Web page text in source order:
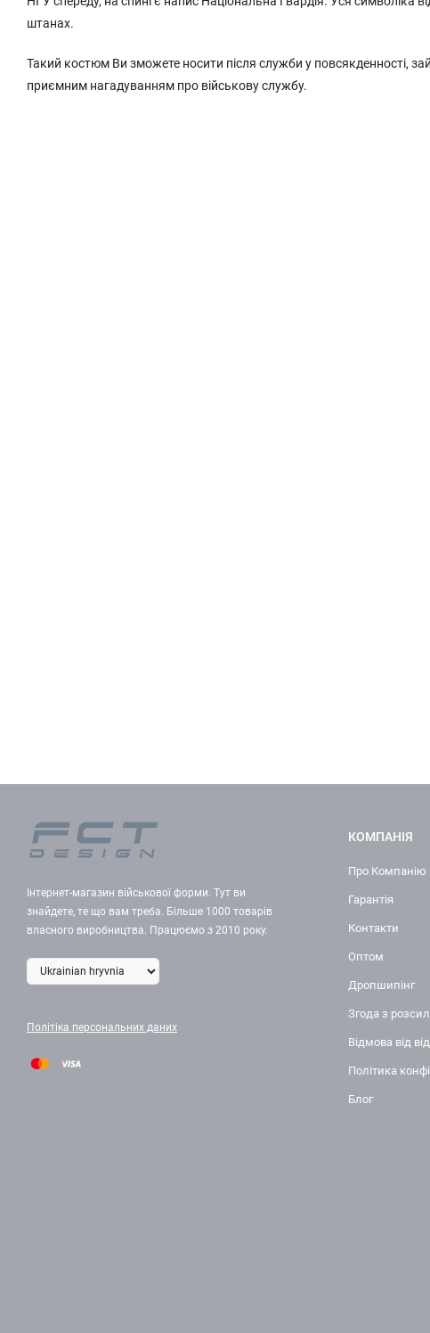
штанах.
Такий костюм Ви зможете носити після служби у повсякденності,
приємним нагадуванням про військову службу.
Інтернет-магазин військової форми. Тут ви
знайдете, те що вам треба. Більше 1000 товарів
власного виробництва. Працюємо з 2010 року.
Політіка персональних даних
КОМПАНІЯ
Про Компанію
Гарантія
Контакти
Оптом
Дропшипінг
Згода з
Відмова від
Політика
Блог